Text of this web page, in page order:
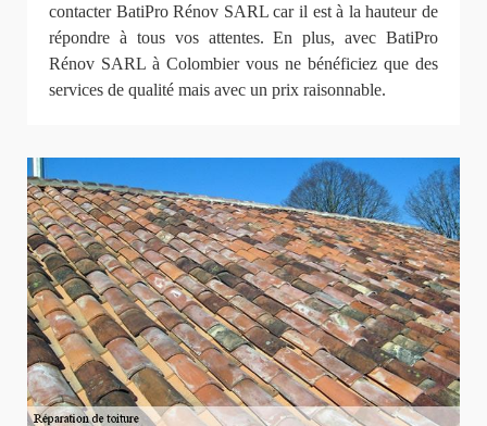
contacter BatiPro Rénov SARL car il est à la hauteur de
répondre à tous vos attentes. En plus, avec BatiPro
Rénov SARL à Colombier vous ne bénéficiez que des
services de qualité mais avec un prix raisonnable.